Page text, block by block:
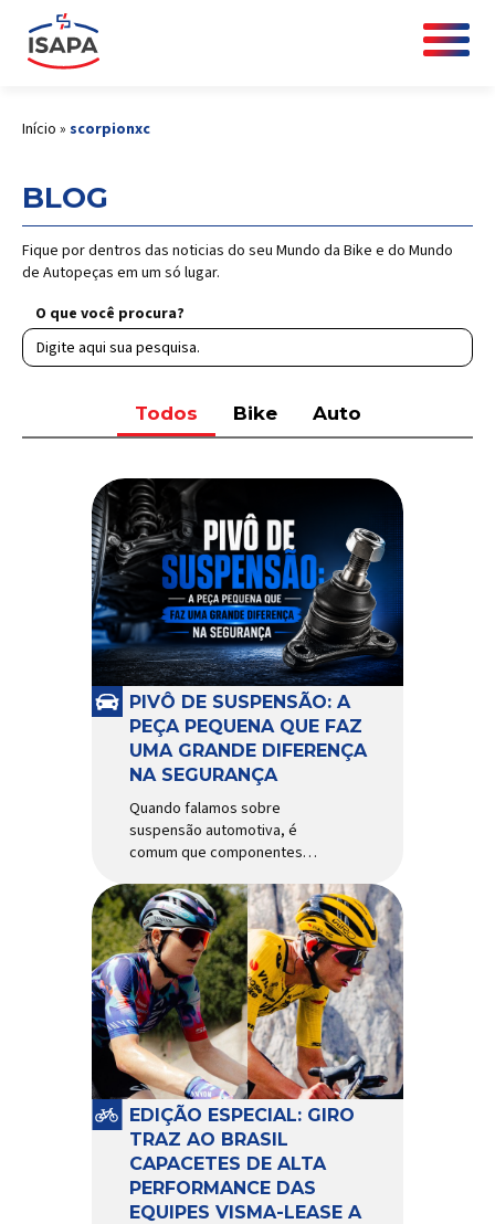
Início » scorpionxc
BLOG
Fique por dentros das noticias do seu Mundo da Bike e do Mundo
de Autopeças em um só lugar.
O que você procura?
Todos Bike Auto
PIVÔ DE SUSPENSÃO: A
PEÇA PEQUENA QUE FAZ
UMA GRANDE DIFERENÇA
NA SEGURANÇA
Quando falamos sobre
suspensão automotiva, é
comum que componentes
recebam mais atenção. Porém,
existe uma peça relativamente
pequena que desempenha um
papel fundamental na
segurança e no
comportamento do veículo: o
pivô de suspensão.
Responsável por conectar
diferentes componentes do
sistema e permitir os
movimentos necessários
durante a condução, o pivô […]
EDIÇÃO ESPECIAL: GIRO
TRAZ AO BRASIL
CAPACETES DE ALTA
PERFORMANCE DAS
EQUIPES VISMA-LEASE A